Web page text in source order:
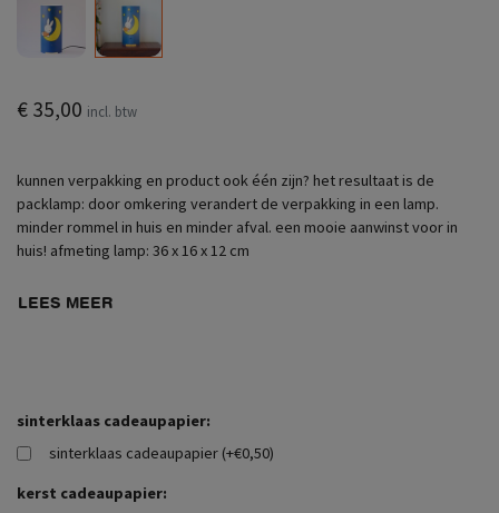
€ 35,00 incl. btw
kunnen verpakking en product ook één zijn? het resultaat is de
packlamp: door omkering verandert de verpakking in een lamp.
minder rommel in huis en minder afval. een mooie aanwinst voor in
huis! afmeting lamp: 36 x 16 x 12 cm
LEES MEER
sinterklaas cadeaupapier:
sinterklaas cadeaupapier (+€0,50)
kerst cadeaupapier: